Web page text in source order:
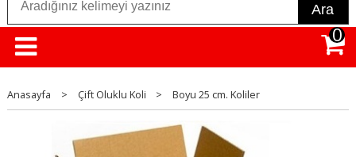
Ara
0
Anasayfa > Çift Oluklu Koli > Boyu 25 cm. Koliler